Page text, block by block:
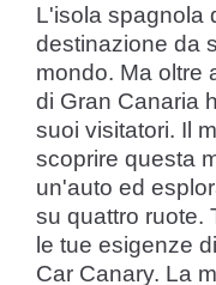
L'isola spagnola
destinazione da
mondo. Ma oltre
di Gran Canaria
suoi visitatori. Il
scoprire questa
un'auto ed
su quattro ruote.
le tue esigenze
Car Canary. La